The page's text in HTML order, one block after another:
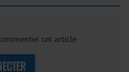
cet article